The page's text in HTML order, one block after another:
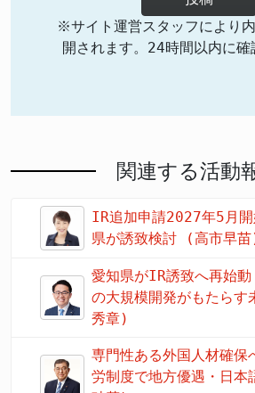
※サイト運営スタッフにより
開されます。24時間以内に確
関連する活動
IR追加申請2027年5月開
県が誘致検討 (高市早
愛知県がIR誘致へ再始
の大規模開発がもたら
秀章)
専門性ある外国人材確
労制度で地方優遇・日